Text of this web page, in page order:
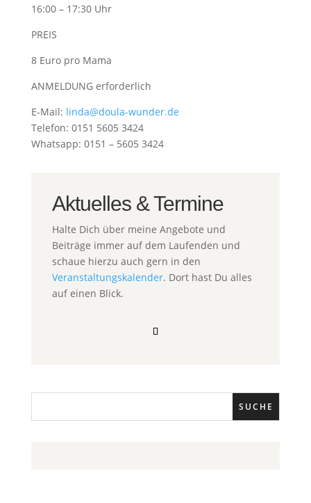
16:00 – 17:30 Uhr
PREIS
8 Euro pro Mama
ANMELDUNG erforderlich
E-Mail: linda@doula-wunder.de
Telefon: 0151 5605 3424
Whatsapp: 0151 – 5605 3424
Aktuelles & Termine
Halte Dich über meine Angebote und
Beiträge immer auf dem Laufenden und
schaue hierzu auch gern in den
Veranstaltungskalender. Dort hast Du alles
auf einen Blick.